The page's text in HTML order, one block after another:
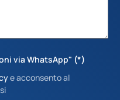
via WhatsApp" (*)
e acconsento al